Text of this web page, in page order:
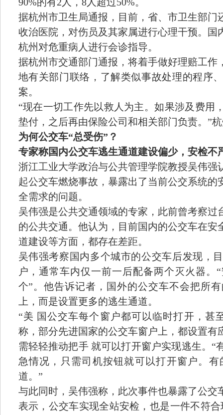
据杭州市卫生局通报，目前，省、市卫生部门
收治医院，对伤员及其家属进行心理干预。国
杭州对危重病人进行会诊指导。
据杭州市交通部门通报，将着手做好理赔工作
地有关部门联络，了解类似事故处理的程序
案。
“现在一切工作先以救人为主。如果涉及费用
垫付，之后再由保险公司和相关部门负责。”
为何公交车“总受伤”？
专家称国内公交车逃生通道建设偏少，安检不
浙江工业大学政治与公共管理学院教授吴伟强
起公交车燃烧事故，暴露出了当前公交系统的
全需求的问题。
吴伟强是公共交通领域的专家，此前曾考察过
的公共交通。他认为，目前国内的公交车在安
道建设等方面，都存在差距。
吴伟强考察国内多个城市的公交车后发现，
户，通常车内仅一前一后配备两个灭火器。
个”。他告诉记者，国外的公交车不会把所
上，而是设置更多的逃生通道。
“美 国公交车每个窗户都可以临时打开，甚
称，部分先进国家的公交车窗户上，都设置有
需轻轻推动把手 就可以打开窗户实现逃生。“
急情况，只需司机按钮就可以打开窗户。
道。”
与此同时，吴伟强称，此次事件也暴露了公交
表示，公交车实现全站安检，也是一件不符